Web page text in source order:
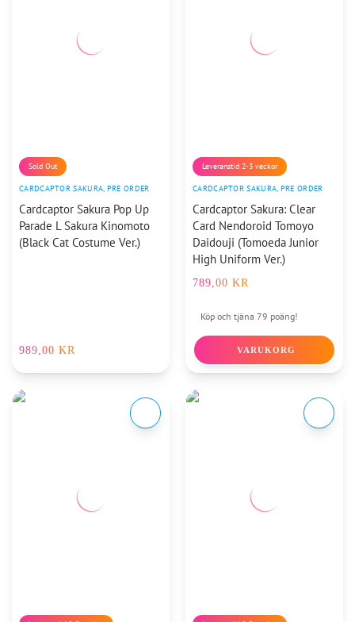
Sold Out
CARDCAPTOR SAKURA, PRE ORDER
Cardcaptor Sakura Pop Up
Parade L Sakura Kinomoto
(Black Cat Costume Ver.)
989,00 KR
Leveranstid 2-3 veckor
CARDCAPTOR SAKURA, PRE ORDER
Cardcaptor Sakura: Clear
Card Nendoroid Tomoyo
Daidouji (Tomoeda Junior
High Uniform Ver.)
789,00 KR
Köp och tjäna 79 poäng!
VARUKORG